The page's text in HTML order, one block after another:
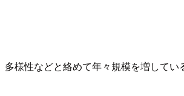
様性などと絡めて年々規模を増してい